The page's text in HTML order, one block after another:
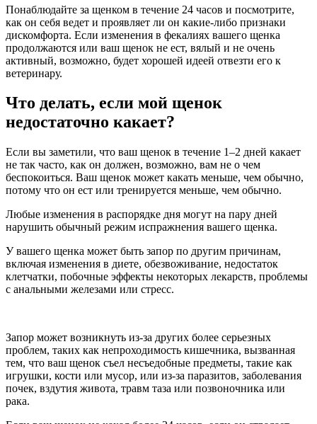
Понаблюдайте за щенком в течение 24 часов и посмотрите,
как он себя ведет и проявляет ли он какие-либо признаки
дискомфорта. Если изменения в фекалиях вашего щенка
продолжаются или ваш щенок не ест, вялый и не очень
активный, возможно, будет хорошей идеей отвезти его к
ветеринару.
Что делать, если мой щенок
недостаточно какает?
Если вы заметили, что ваш щенок в течение 1–2 дней какает
не так часто, как он должен, возможно, вам не о чем
беспокоиться. Ваш щенок может какать меньше, чем обычно,
потому что он ест или тренируется меньше, чем обычно.
Любые изменения в распорядке дня могут на пару дней
нарушить обычный режим испражнения вашего щенка.
У вашего щенка может быть запор по другим причинам,
включая изменения в диете, обезвоживание, недостаток
клетчатки, побочные эффекты некоторых лекарств, проблемы
с анальными железами или стресс.
Запор может возникнуть из-за других более серьезных
проблем, таких как непроходимость кишечника, вызванная
тем, что ваш щенок съел несъедобные предметы, такие как
игрушки, кости или мусор, или из-за паразитов, заболевания
почек, вздутия живота, травм таза или позвоночника или
рака.